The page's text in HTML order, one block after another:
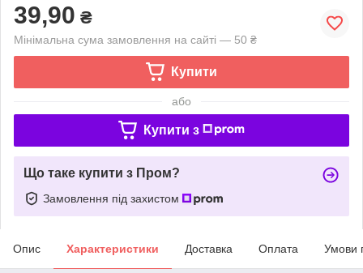
39,90 ₴
Мінімальна сума замовлення на сайті — 50 ₴
Купити
або
Купити з
Що таке купити з Пром?
Замовлення під захистом
Опис Характеристики Доставка Оплата Умови